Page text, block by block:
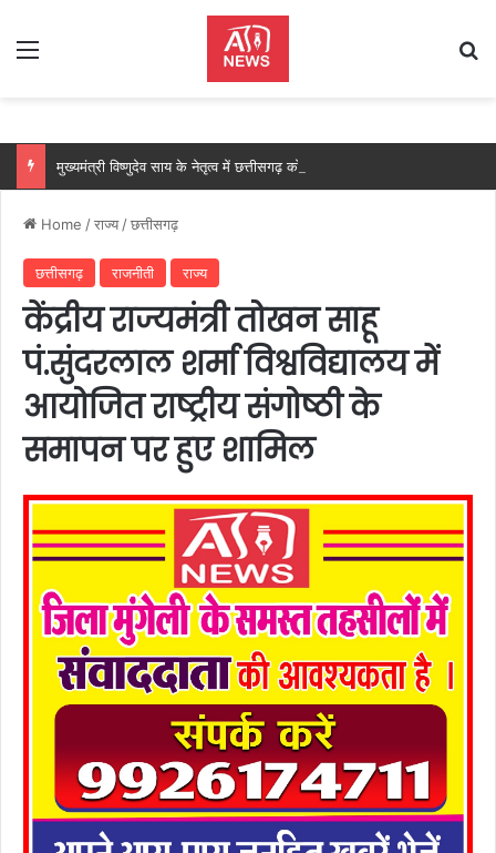
Menu
Home /राज्य /छत्तीसगढ़
छत्तीसगढ़ राजनीती राज्य
केंद्रीय राज्यमंत्री तोखन साहू
पं.सुंदरलाल शर्मा विश्वविद्यालय में
आयोजित राष्ट्रीय संगोष्ठी के
समापन पर हुए शामिल